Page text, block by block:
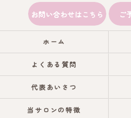
お問い合わせはこちら ご
ホーム
よくある質問
代表あいさつ
当サロンの特徴